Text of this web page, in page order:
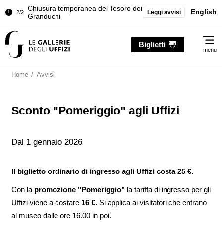
2/2
Chiusura temporanea del Tesoro dei
Granduchi
della Sala dell'Iliade
Granduchi
Leggi avvisi English
Biglietti
menu
Home / Avvisi
Sconto "Pomeriggio" agli Uffizi
Dal 1 gennaio 2026
Il biglietto ordinario di ingresso agli Uffizi costa 25 €.
Con la promozione "Pomeriggio"la tariffa di ingresso per gli
Uffizi viene a costare 16 €. Si applica ai visitatori che entrano
al museo dalle ore 16.00 in poi.